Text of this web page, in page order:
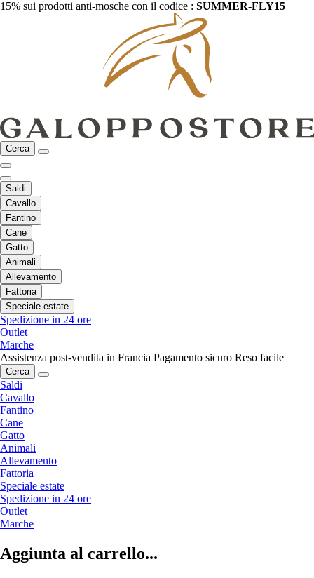
15% sui prodotti anti-mosche con il codice : SUMMER-FLY15
Cerca
Saldi
Cavallo
Fantino
Cane
Gatto
Animali
Allevamento
Fattoria
Speciale estate
Spedizione in 24 ore
Outlet
Marche
Assistenza post-vendita in Francia Pagamento sicuro Reso facile
Cerca
Saldi
Cavallo
Fantino
Cane
Gatto
Animali
Allevamento
Fattoria
Speciale estate
Spedizione in 24 ore
Outlet
Marche
Aggiunta al carrello...